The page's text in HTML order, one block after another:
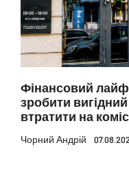
Фінансовий
зробити
втратити на
Чорний Андрій